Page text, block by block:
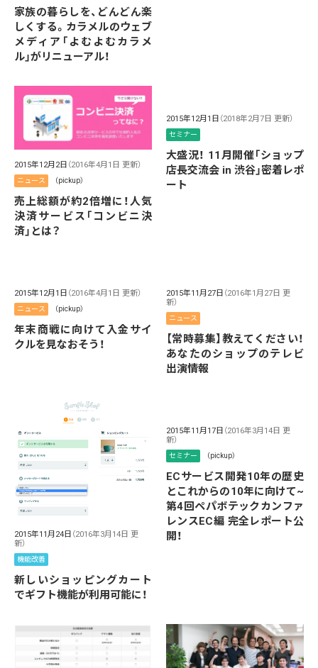
家族の暮らしを、どんどん楽
しくする。カラメルのウェブ
メディア「よむよむカラメ
ル」がリニューアル！
2015年12月2日 （2016年4月1日 更新）
ニュース （pickup）
売上総額が約2倍増に！人気
決済サービス「コンビニ決
済」とは？
2015年12月1日 （2018年2月7日 更新）
セミナー
大盛況！ 11月開催「ショップ
店長交流会 in 渋谷」密着レポ
ート
2015年12月1日 （2016年4月1日 更新）
ニュース （pickup）
年末商戦に向けて入金サイ
クルを見なおそう！
2015年11月27日 （2016年1月27日 更
新）
ニュース
【常時募集】教えてください！
あなたのショップのテレビ
出演情報
2015年11月24日 （2016年3月14日 更
新）
機能改善
新しいショッピングカート
でギフト機能が利用可能に！
2015年11月17日 （2016年3月14日 更
新）
セミナー （pickup）
ECサービス開発10年の歴史
とこれからの10年に向けて~
第4回ペパボテックカンファ
レンスEC編 完全レポート公
開！